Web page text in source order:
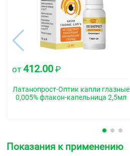
от 412.00 ₽
Латанопрост-Оптик капли глазные
0,005% флакон-капельница 2,5мл
Показания к применению